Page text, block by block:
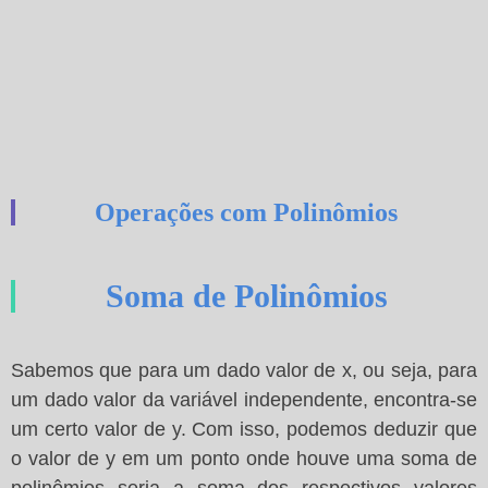
Operações com Polinômios
Soma de Polinômios
Sabemos que para um dado valor de x, ou seja, para
um dado valor da variável independente, encontra-se
um certo valor de y. Com isso, podemos deduzir que
o valor de y em um ponto onde houve uma soma de